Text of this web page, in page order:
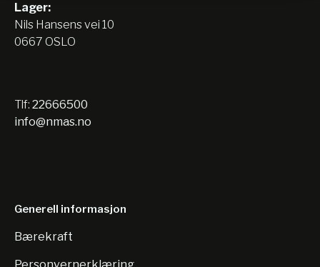
Lager:
Nils Hansens vei 10
0667 OSLO
Tlf: 22666500
info@nmas.no
Generell informasjon
Bærekraft